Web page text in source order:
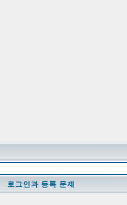
로그인과 등록 문제